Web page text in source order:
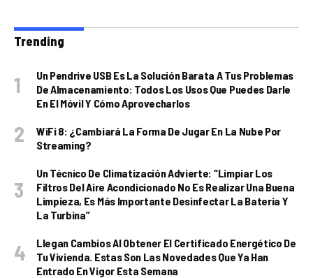
Trending
Un Pendrive USB Es La Solución Barata A Tus Problemas
De Almacenamiento: Todos Los Usos Que Puedes Darle
En El Móvil Y Cómo Aprovecharlos
WiFi 8: ¿cambiará La Forma De Jugar En La Nube Por
Streaming?
Un Técnico De Climatización Advierte: “Limpiar Los
Filtros Del Aire Acondicionado No Es Realizar Una Buena
Limpieza, Es Más Importante Desinfectar La Batería Y
La Turbina”
Llegan Cambios Al Obtener El Certificado Energético De
Tu Vivienda. Estas Son Las Novedades Que Ya Han
Entrado En Vigor Esta Semana